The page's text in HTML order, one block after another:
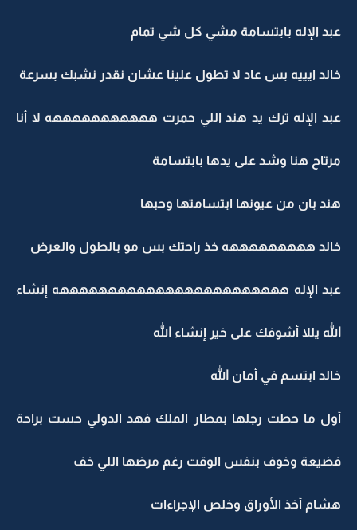
عبد الإله بابتسامة مشي كل شي تمام
خالد ايييه بس عاد لا تطول علينا عشان نقدر نشبك بسرعة
عبد الإله ترك يد هند اللي حمرت هههههههههههه لا أنا
مرتاح هنا وشد على يدها بابتسامة
هند بان من عيونها ابتسامتها وحبها
خالد هههههههههه خذ راحتك بس مو بالطول والعرض
عبد الإله ههههههههههههههههههههههههه إنشاء
الله يللا أشوفك على خير إنشاء الله
خالد ابتسم في أمان الله
أول ما حطت رجلها بمطار الملك فهد الدولي حست براحة
فضيعة وخوف بنفس الوقت رغم مرضها اللي خف
هشام أخذ الأوراق وخلص الإجراءات